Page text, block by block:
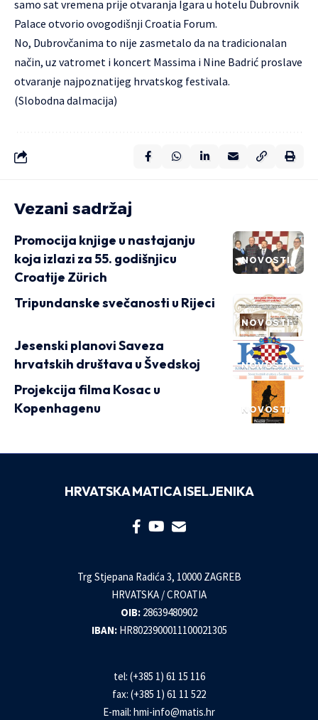
samo sat vremena prije otvaranja Igara u hotelu Dubrovnik
Palace otvorio ovogodišnji Croatia Forum.
No, Dubrovčanima to nije zasmetalo da na tradicionalan
način, uz vatromet i koncert Massima i Nine Badrić proslave
otvaranje najpoznatijeg hrvatskog festivala.
(Slobodna dalmacija)
Vezani sadržaj
NOVOSTI
Promocija knjige u nastajanju
koja izlazi za 55. godišnjicu
Croatije Zürich
NOVOSTI
Tripundanske svečanosti u Rijeci
NOVOSTI
Jesenski planovi Saveza
hrvatskih društava u Švedskoj
NOVOSTI
Projekcija filma Kosac u
Kopenhagenu
HRVATSKA MATICA ISELJENIKA
Trg Stjepana Radića 3, 10000 ZAGREB
HRVATSKA / CROATIA
OIB: 28639480902
IBAN: HR8023900011100021305
tel: (+385 1) 61 15 116
fax: (+385 1) 61 11 522
E-mail: hmi-info@matis.hr